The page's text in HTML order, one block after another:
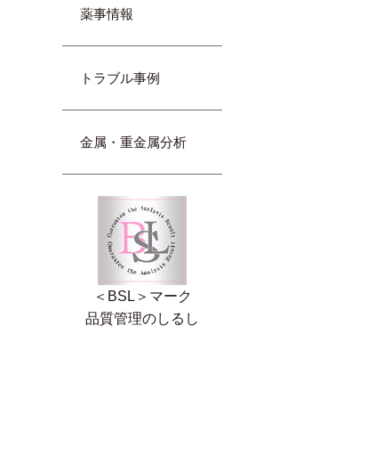
薬事情報
トラブル事例
金属・重金属分析
＜BSL＞マーク
品質管理のしるし